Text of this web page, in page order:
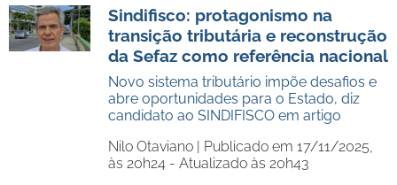
Sindifisco: protagonismo na
transição tributária e reconstrução
da Sefaz como referência nacional
Novo sistema tributário impõe desafios e
abre oportunidades para o Estado, diz
candidato ao SINDIFISCO em artigo
Nilo Otaviano | Publicado em 17/11/2025,
às 20h24 - Atualizado às 20h43